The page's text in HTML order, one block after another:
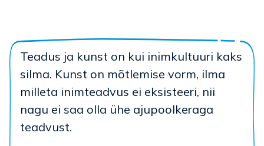
Teadus ja kunst on kui inimkultuuri kaks
silma. Kunst on mõtlemise vorm, ilma
milleta inimteadvus ei eksisteeri, nii
nagu ei saa olla ühe ajupoolkeraga
teadvust.